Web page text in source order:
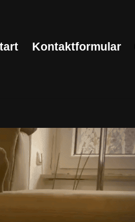
Kontaktformular
Start Kontaktformular